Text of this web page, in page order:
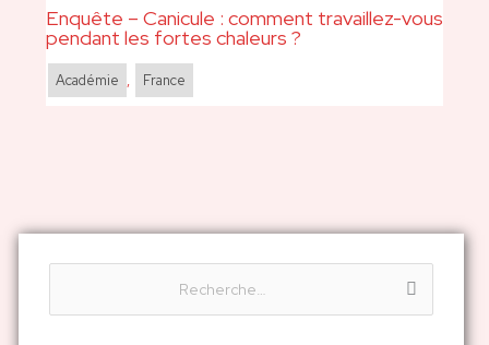
e
Enquête – Canicule : comment travaillez-vous
pendant les fortes chaleurs ?
Académie , France